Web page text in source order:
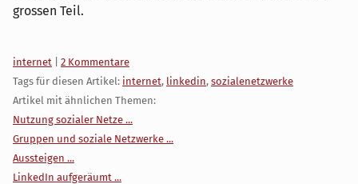
grossen Teil.
Kategorien:
internet
2 Kommentare
Tags für diesen Artikel: internet, linkedin, sozialenetzwerke
Artikel mit ähnlichen Themen:
Nutzung sozialer Netze ...
Gruppen und soziale Netzwerke ...
Aussteigen ...
LinkedIn aufgeräumt ...